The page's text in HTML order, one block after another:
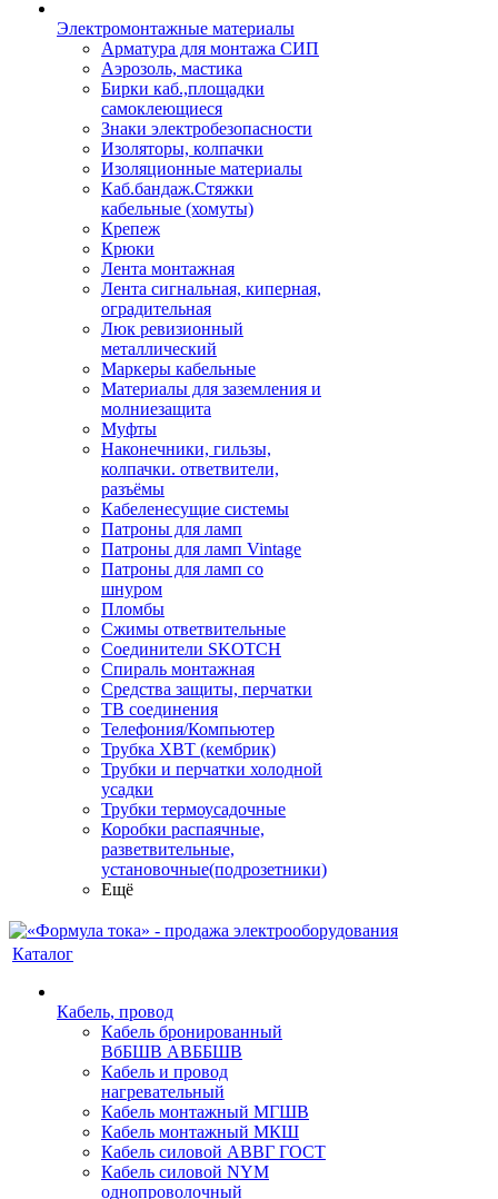
Электромонтажные материалы
Арматура для монтажа СИП
Аэрозоль, мастика
Бирки каб.,площадки
самоклеющиеся
Знаки электробезопасности
Изоляторы, колпачки
Изоляционные материалы
Каб.бандаж.Стяжки
кабельные (хомуты)
Крепеж
Крюки
Лента монтажная
Лента сигнальная, киперная,
оградительная
Люк ревизионный
металлический
Маркеры кабельные
Материалы для заземления и
молниезащита
Муфты
Наконечники, гильзы,
колпачки. ответвители,
разъёмы
Кабеленесущие системы
Патроны для ламп
Патроны для ламп Vintage
Патроны для ламп со
шнуром
Пломбы
Сжимы ответвительные
Соединители SKOTCH
Спираль монтажная
Средства защиты, перчатки
ТВ соединения
Телефония/Компьютер
Трубка ХВТ (кембрик)
Трубки и перчатки холодной
усадки
Трубки термоусадочные
Коробки распаячные,
разветвительные,
установочные(подрозетники)
Ещё
Каталог
Кабель, провод
Кабель бронированный
ВбБШВ АВББШВ
Кабель и провод
нагревательный
Кабель монтажный МГШВ
Кабель монтажный МКШ
Кабель силовой АВВГ ГОСТ
Кабель силовой NYM
однопроволочный